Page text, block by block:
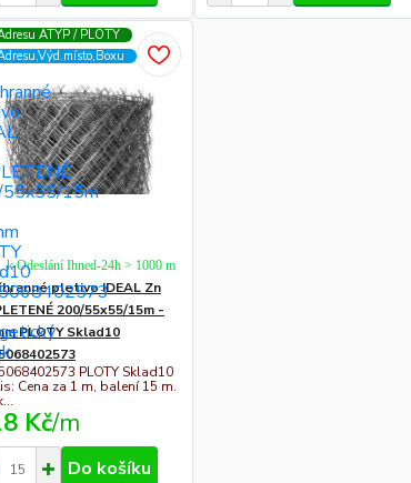
ATYP / PLOTY
pletivo IDEAL Zn
200/55x55/15m -
PLOTY Sklad10
PLOTY Sklad10
Cena za 1 m, balení 15 m.
Kč/m
k Odeslání Ihned-24h > 1000 m
Do košíku